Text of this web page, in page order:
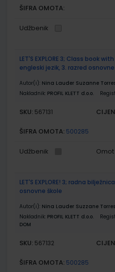
ŠIFRA OMOTA:
Udžbenik
LET'S EXPLORE 3; Class book
engleski jezik, 3. razred
Autor(i): Nina Lauder Suzanne
Nakladnik: PROFIL KLETT d.o.o.
SKU: 567131
ŠIFRA OMOTA: 500285
Udžbenik Omot
LET'S EXPLORE! 3; radna
osnovne škole
Autor(i): Nina Lauder Suzzane
Nakladnik: PROFIL KLETT d.o.o.
DOM
SKU: 567132
ŠIFRA OMOTA: 500285